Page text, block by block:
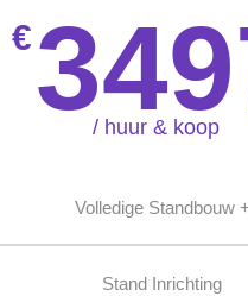
€
/ huur & koop
Volledige Standbouw +
Stand Inrichting